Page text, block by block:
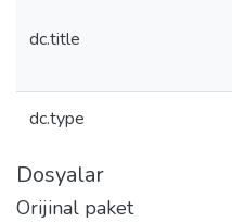
dc.title
dc.type
Dosyalar
Orijinal paket